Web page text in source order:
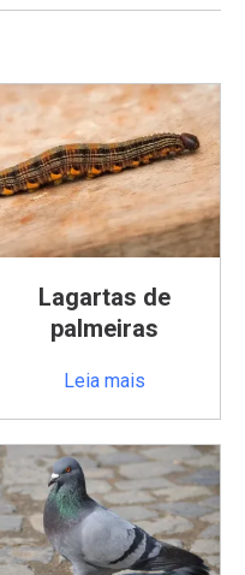
Lagartas de
palmeiras
Leia mais